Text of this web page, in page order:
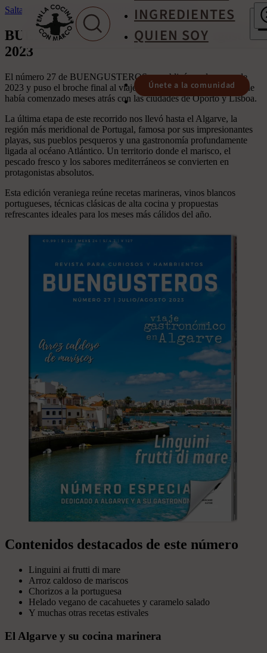
Saltar al contenido principal Saltar al pie de página
INGREDIENTES
QUIEN SOY
Únete a la comunidad
BUENGUSTEROS nº27 – Julio / Agosto
2023
El número 27 de BUENGUSTEROS se publicó en el verano de
2023 y puso el broche final al viaje gastronómico por Portugal que
había comenzado meses atrás con las ciudades de Oporto y Lisboa.
La última etapa de este recorrido nos llevó hasta el Algarve, la
región más meridional de Portugal, famosa por sus impresionantes
playas, sus pueblos pesqueros y una gastronomía profundamente
ligada al océano Atlántico. Un territorio donde el marisco, el
pescado fresco y los sabores mediterráneos se convierten en
protagonistas absolutos.
Esta edición veraniega reúne recetas marineras, vinos blancos
portugueses, técnicas clásicas de alta cocina y propuestas
refrescantes ideales para los meses más cálidos del año.
Contenidos destacados de este número
Linguini ai frutti di mare
Arroz caldoso de mariscos
Chorizos a la portuguesa
Helado vegano de cacahuetes y caramelo salado
Y muchas otras recetas estivales
El Algarve y su cocina marinera